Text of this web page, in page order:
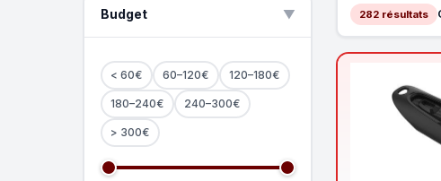
Budget ▲
< 60€ 60–120€ 120–180€
180–240€ 240–300€
> 300€
282 résultats